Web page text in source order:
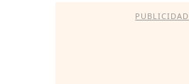
PUBLICIDAD